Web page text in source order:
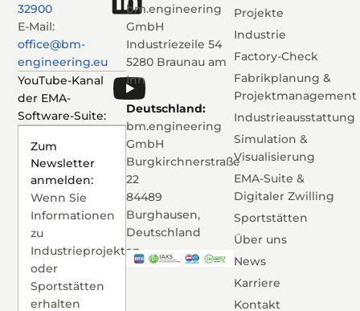
32900
E-Mail:
office@bm-
engineering.eu
YouTube-Kanal
der EMA-
Software-Suite:
Zum
Newsletter
anmelden:
Wenn Sie
Informationen
zu
Industrieprojekten
oder
Sportstätten
erhalten
bm.engineering
GmbH
Industriezeile 54
5280 Braunau am
Inn
Deutschland:
bm.engineering
GmbH
Burgkirchnerstraße
22
84489
Burghausen,
Deutschland
Projekte
Industrie
Factory-Check
Fabrikplanung &
Projektmanagement
Industrieausstattung
Simulation &
Visualisierung
EMA-Suite &
Digitaler Zwilling
Sportstätten
Über uns
News
Karriere
Kontakt